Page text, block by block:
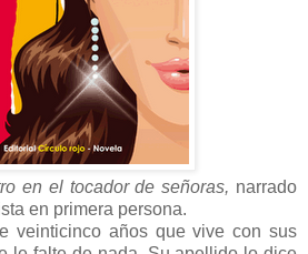
en el tocador de señoras, narrado
en primera persona.
veinticinco años que vive con sus